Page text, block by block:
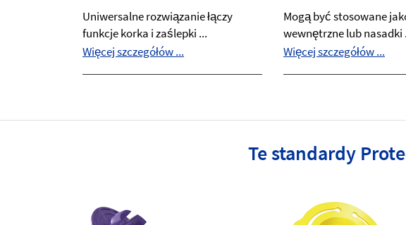
Uniwersalne rozwiązanie łączy
funkcje korka i zaślepki ...
Więcej szczegółów ...
Mogą być stosowane
wewnętrzne lub nasadki
Więcej szczegółów ...
Te standardy